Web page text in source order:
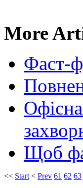
More
Фаст-
Щоб
<< Start < Prev 61 62 63